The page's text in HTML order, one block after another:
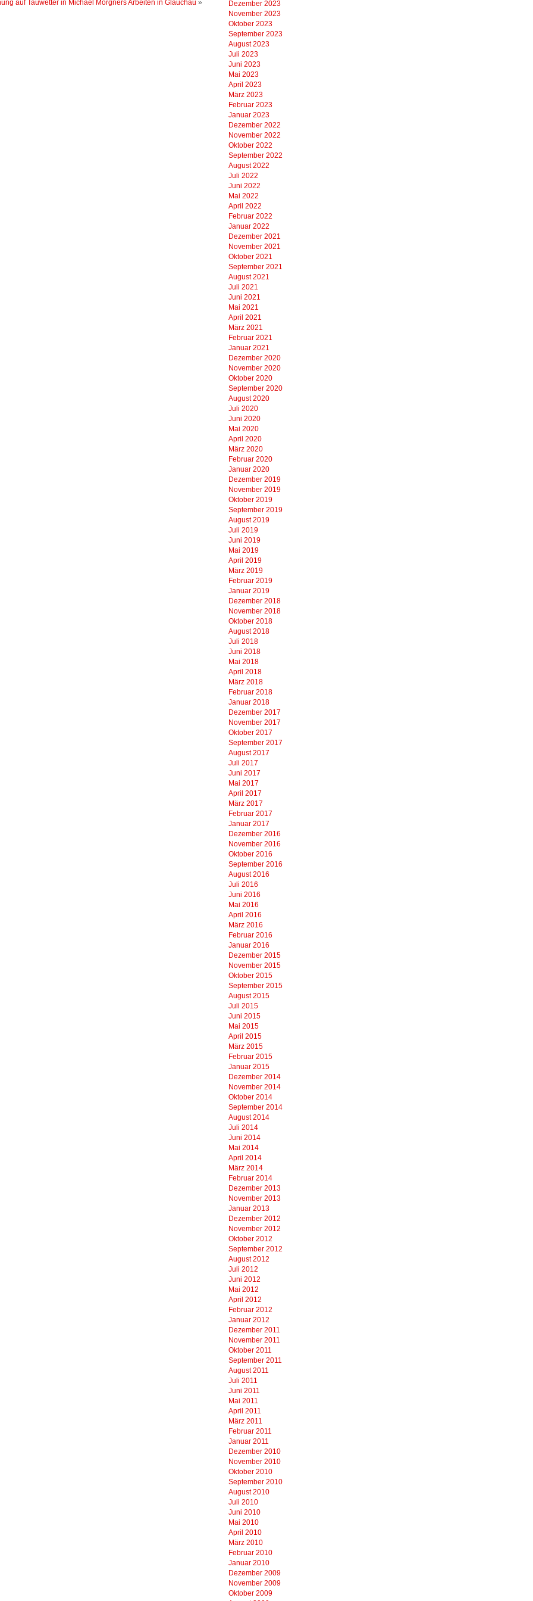
auf Tauwetter in Michael Morgners Arbeiten in Glauchau »
Dezember 2023
November 2023
Oktober 2023
September 2023
August 2023
Juli 2023
Juni 2023
Mai 2023
April 2023
März 2023
Februar 2023
Januar 2023
Dezember 2022
November 2022
Oktober 2022
September 2022
August 2022
Juli 2022
Juni 2022
Mai 2022
April 2022
Februar 2022
Januar 2022
Dezember 2021
November 2021
Oktober 2021
September 2021
August 2021
Juli 2021
Juni 2021
Mai 2021
April 2021
März 2021
Februar 2021
Januar 2021
Dezember 2020
November 2020
Oktober 2020
September 2020
August 2020
Juli 2020
Juni 2020
Mai 2020
April 2020
März 2020
Februar 2020
Januar 2020
Dezember 2019
November 2019
Oktober 2019
September 2019
August 2019
Juli 2019
Juni 2019
Mai 2019
April 2019
März 2019
Februar 2019
Januar 2019
Dezember 2018
November 2018
Oktober 2018
August 2018
Juli 2018
Juni 2018
Mai 2018
April 2018
März 2018
Februar 2018
Januar 2018
Dezember 2017
November 2017
Oktober 2017
September 2017
August 2017
Juli 2017
Juni 2017
Mai 2017
April 2017
März 2017
Februar 2017
Januar 2017
Dezember 2016
November 2016
Oktober 2016
September 2016
August 2016
Juli 2016
Juni 2016
Mai 2016
April 2016
März 2016
Februar 2016
Januar 2016
Dezember 2015
November 2015
Oktober 2015
September 2015
August 2015
Juli 2015
Juni 2015
Mai 2015
April 2015
März 2015
Februar 2015
Januar 2015
Dezember 2014
November 2014
Oktober 2014
September 2014
August 2014
Juli 2014
Juni 2014
Mai 2014
April 2014
März 2014
Februar 2014
Dezember 2013
November 2013
Januar 2013
Dezember 2012
November 2012
Oktober 2012
September 2012
August 2012
Juli 2012
Juni 2012
Mai 2012
April 2012
Februar 2012
Januar 2012
Dezember 2011
November 2011
Oktober 2011
September 2011
August 2011
Juli 2011
Juni 2011
Mai 2011
April 2011
März 2011
Februar 2011
Januar 2011
Dezember 2010
November 2010
Oktober 2010
September 2010
August 2010
Juli 2010
Juni 2010
Mai 2010
April 2010
März 2010
Februar 2010
Januar 2010
Dezember 2009
November 2009
Oktober 2009